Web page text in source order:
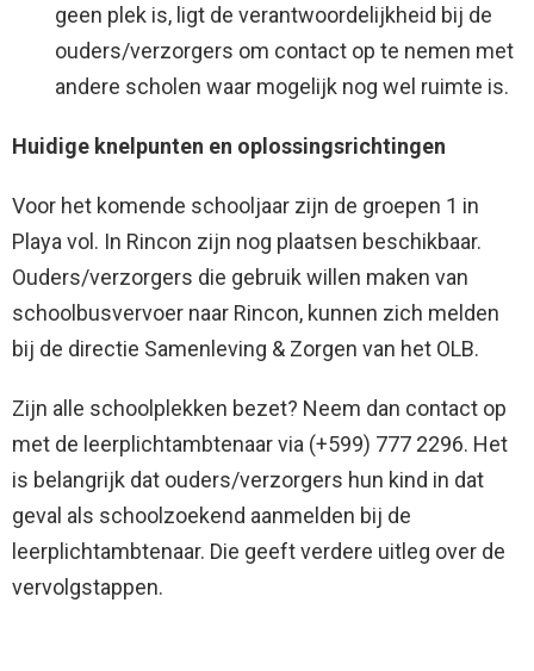
geen plek is, ligt de verantwoordelijkheid bij de
ouders/verzorgers om contact op te nemen met
andere scholen waar mogelijk nog wel ruimte is.
Huidige knelpunten en oplossingsrichtingen
Voor het komende schooljaar zijn de groepen 1 in
Playa vol. In Rincon zijn nog plaatsen beschikbaar.
Ouders/verzorgers die gebruik willen maken van
schoolbusvervoer naar Rincon, kunnen zich melden
bij de directie Samenleving & Zorgen van het OLB.
Zijn alle schoolplekken bezet? Neem dan contact op
met de leerplichtambtenaar via (+599) 777 2296. Het
is belangrijk dat ouders/verzorgers hun kind in dat
geval als schoolzoekend aanmelden bij de
leerplichtambtenaar. Die geeft verdere uitleg over de
vervolgstappen.